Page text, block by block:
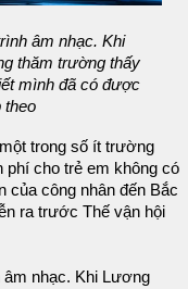
âm nhạc. Khi
thăm trường thấy
mình đã có được
theo
trong số ít trường
phí cho trẻ em không có
của công nhân đến Bắc
ra trước Thế vận hội
nhạc. Khi Lương